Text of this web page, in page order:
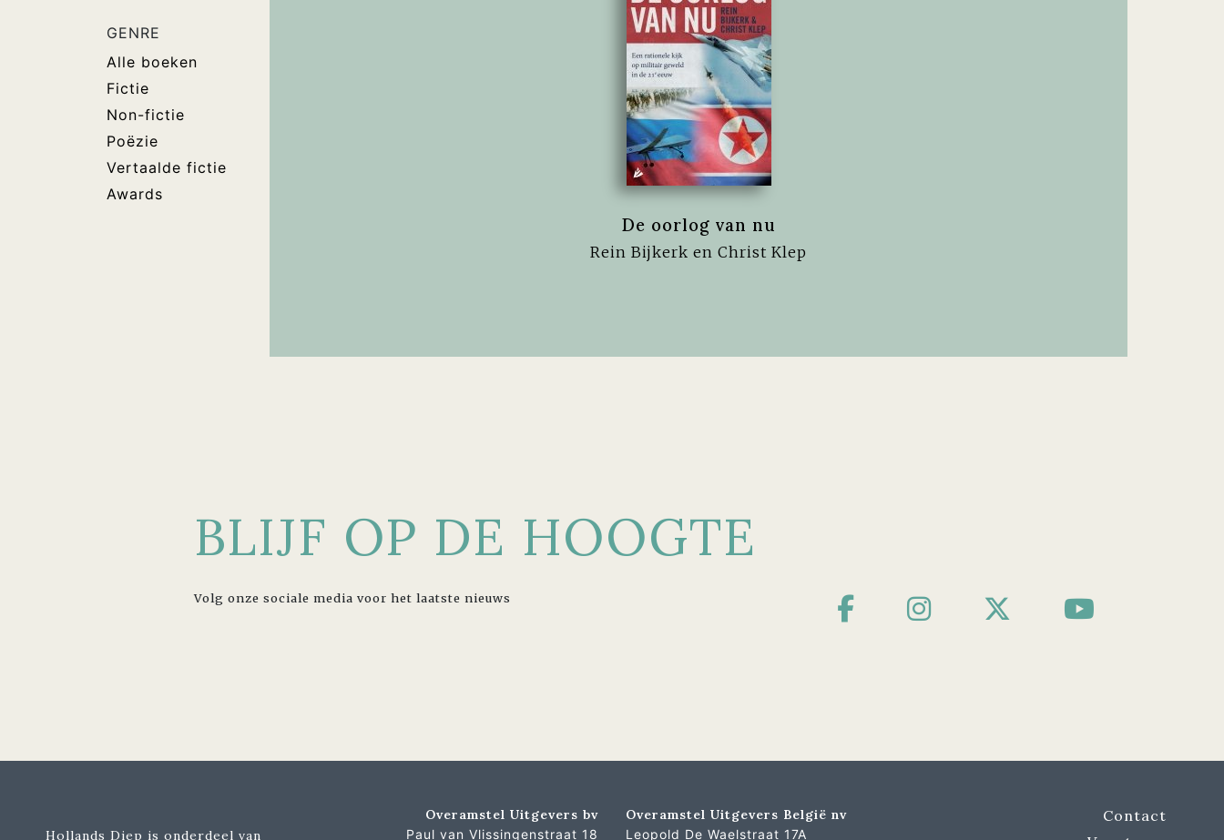
GENRE
Alle boeken
Fictie
Non-fictie
Poëzie
Vertaalde fictie
Awards
De oorlog van nu
Rein Bijkerk en Christ Klep
BLIJF OP DE HOOGTE
Volg onze sociale media voor het laatste nieuws
Hollands Diep is onderdeel van
Overamstel Uitgevers bv
Paul van Vlissingenstraat 18
Overamstel Uitgevers België nv
Leopold De Waelstraat 17A
Contact